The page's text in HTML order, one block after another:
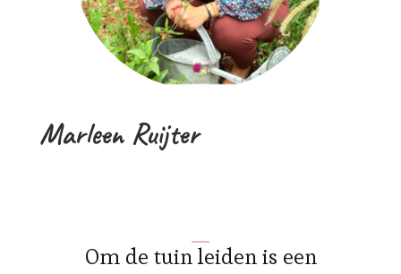
Marleen Ruijter
Om de tuin leiden is een